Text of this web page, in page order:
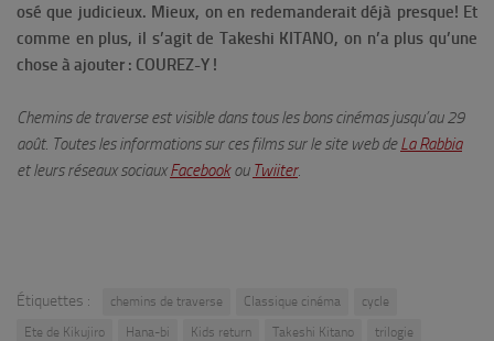
osé que judicieux. Mieux, on en redemanderait déjà presque! Et
comme en plus, il s’agit de Takeshi KITANO, on n’a plus qu’une
chose à ajouter : COUREZ-Y !
Chemins de traverse est visible dans tous les bons cinémas jusqu’au 29
août. Toutes les informations sur ces films sur le site web deLa Rabbia
et leurs réseaux sociauxFacebookou Twiiter.
Étiquettes : chemins de traverse Classique cinéma
cycle
Ete de Kikujiro
Hana-bi Kids return Takeshi Kitano trilogie